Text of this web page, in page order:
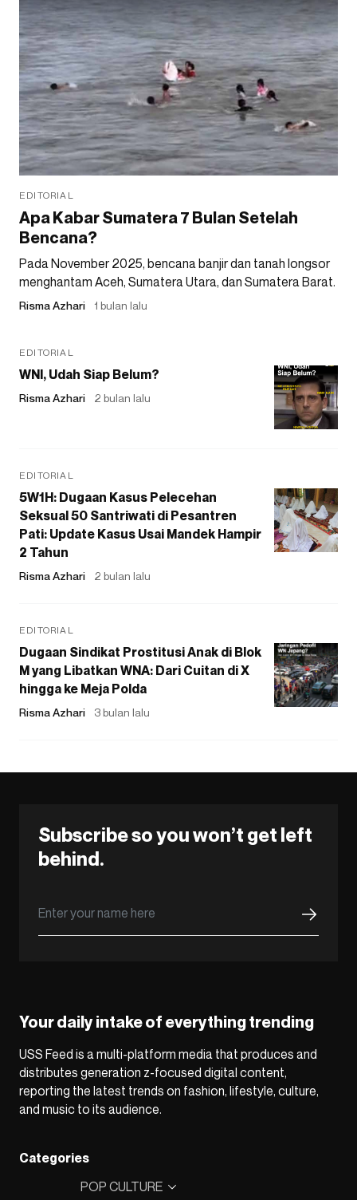
EDITORIAL
Apa Kabar Sumatera 7 Bulan Setelah
Bencana?
Pada November 2025, bencana banjir dan tanah longsor
menghantam Aceh, Sumatera Utara, dan Sumatera Barat.
Risma Azhari 1 bulan lalu
EDITORIAL
WNI, Udah Siap Belum?
Risma Azhari 2 bulan lalu
EDITORIAL
5W1H: Dugaan Kasus Pelecehan
Seksual 50 Santriwati di Pesantren
Pati: Update Kasus Usai Mandek Hampir
2 Tahun
Risma Azhari 2 bulan lalu
EDITORIAL
Dugaan Sindikat Prostitusi Anak di Blok
M yang Libatkan WNA: Dari Cuitan di X
hingga ke Meja Polda
Risma Azhari 3 bulan lalu
Subscribe so you won’t get left
behind.
Your daily intake of everything trending
USS Feed is a multi-platform media that produces and
distributes generation z-focused digital content,
reporting the latest trends on fashion, lifestyle, culture,
and music to its audience.
Categories
POP CULTURE